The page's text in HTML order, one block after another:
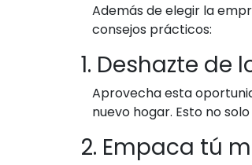
Además de elegir la
consejos prácticos:
1. Deshazte de
Aprovecha esta
nuevo hogar. Esto no
2. Empaca tú